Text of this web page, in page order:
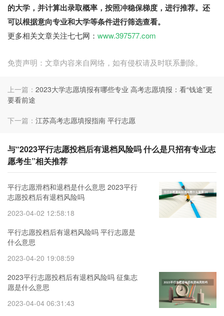
的大学，并计算出录取概率，按照冲稳保梯度，进行推荐。还
可以根据意向专业和大学等条件进行筛选查看。
更多相关文章关注七七网： www.397577.com
免责声明：文章内容来自网络，如有侵权请及时联系删除。
上一篇： 2023大学志愿填报有哪些专业 高考志愿填报：看“钱途”更
要看前途
下一篇： 江苏高考志愿填报指南 平行志愿
与“2023平行志愿投档后有退档风险吗 什么是只招有专业志
愿考生”相关推荐
平行志愿滑档和退档是什么意思 2023平行
志愿投档后有退档风险吗
2023-04-02 12:58:18
平行志愿投档后有退档风险吗 平行志愿是
什么意思
2023-04-20 19:08:59
2023平行志愿投档后有退档风险吗 征集志
愿是什么意思
2023-04-04 06:31:43